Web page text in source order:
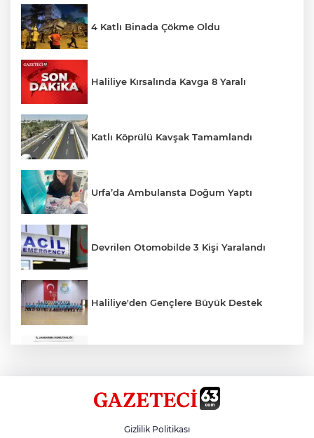
4 Katlı Binada Çökme Oldu
Haliliye Kırsalında Kavga 8 Yaralı
Katlı Köprülü Kavşak Tamamlandı
Urfa’da Ambulansta Doğum Yaptı
Devrilen Otomobilde 3 Kişi Yaralandı
Haliliye'den Gençlere Büyük Destek
Hikmet Başak’tan Ulaşım Çalışması
Gizlilik Politikası